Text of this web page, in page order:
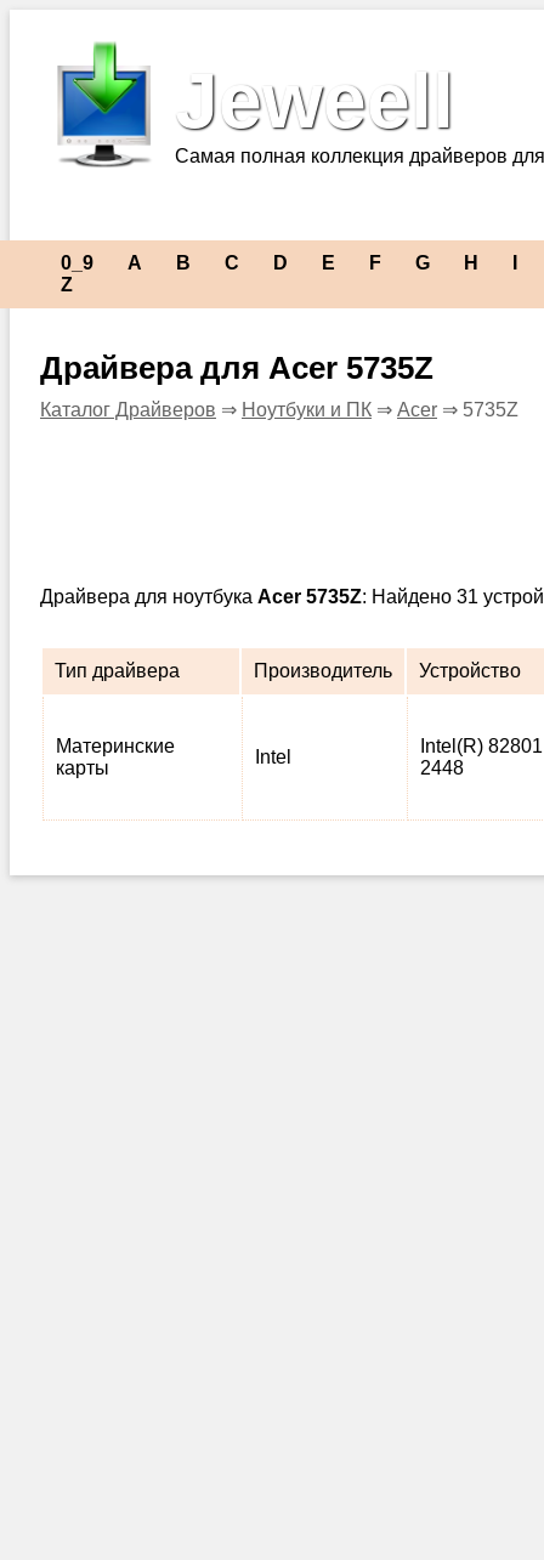
Jeweell
Самая полная коллекция драйверов
0_9 A B C D E F G H
Z
Драйвера для Acer 5735Z
Каталог Драйверов ⇒ Ноутбуки и ПК ⇒ Acer ⇒ 5735Z
Драйвера для ноутбука Acer 5735Z: Найдено 31
Тип драйвера Производитель Устройство
Материнские
карты
Intel
Intel(R)
2448